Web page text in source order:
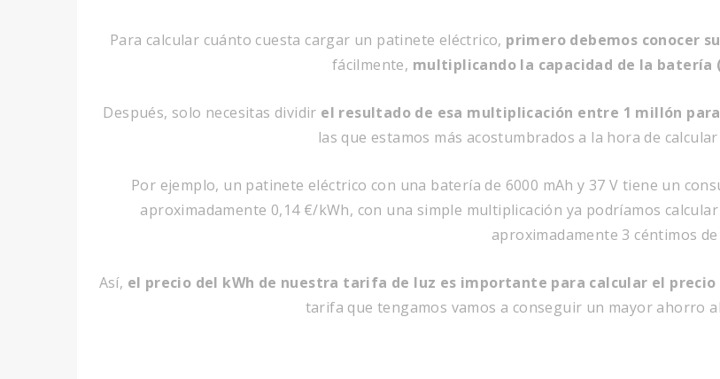
Para calcular cuánto cuesta cargar un patinete eléctrico, primero debemos conocer
fácilmente, multiplicando la capacidad de la batería
Después, solo necesitas dividir el resultado de esa multiplicación entre 1 millón
las que estamos más acostumbrados a la hora de
Por ejemplo, un patinete eléctrico con una batería de 6000 mAh y 37 V tiene un
aproximadamente 0,14 €/kWh, con una simple multiplicación ya podríamos
aproximadamente 3 céntimos de
Así, el precio del kWh de nuestra tarifa de luz es importante para calcular el
tarifa que tengamos vamos a conseguir un mayor ahorro